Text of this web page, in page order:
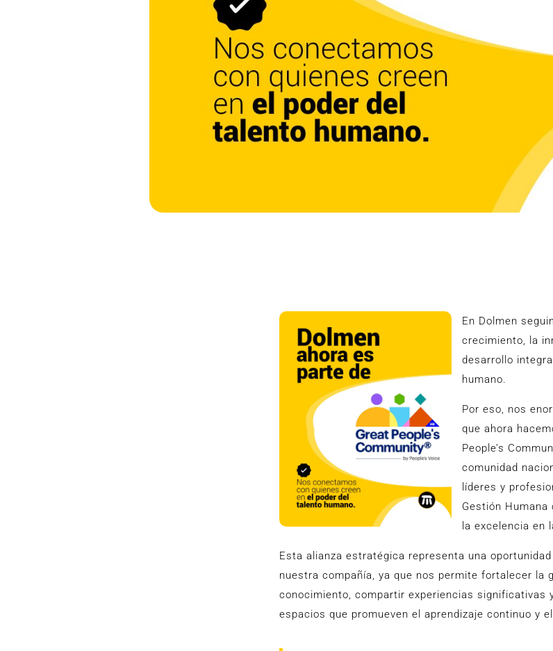
En Dolmen
crecimiento, la
desarrollo
humano.
Por eso, nos
que ahora
People’s
comunidad
líderes y
Gestión
la excelencia en
Esta alianza estratégica representa una
nuestra compañía, ya que nos permite fortalecer la
conocimiento, compartir experiencias significativas
espacios que promueven el aprendizaje continuo y